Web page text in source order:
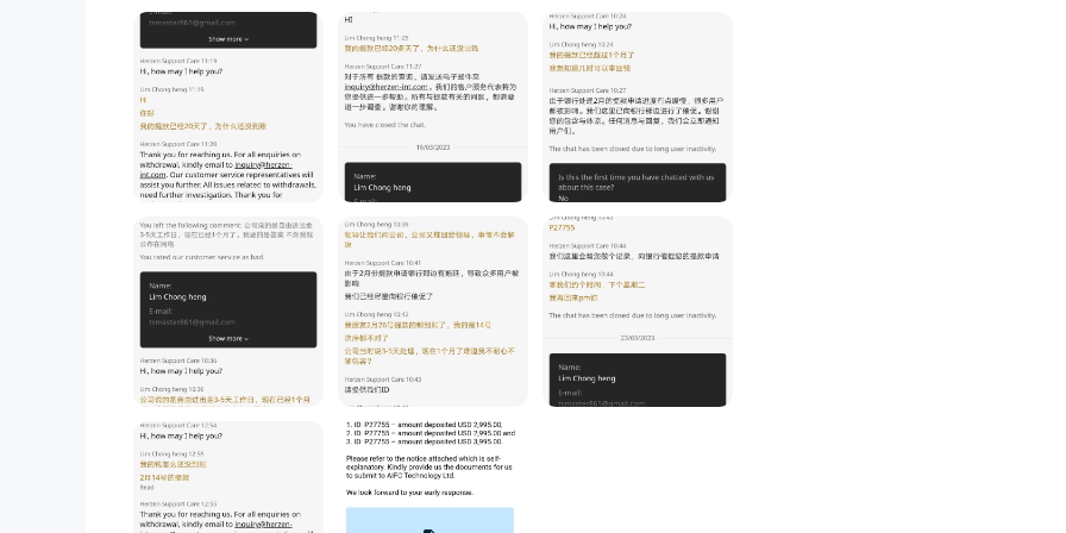
$0.30입니다.
비거래 수수료
비거래수수료는 입출금수수료, 비활동수수료, 계좌유지수수료 등 거래와 직접적인 관련이 없는 수수료를 말합니다. 비 거래 수
는 다음과 같습니다. Herzen :
입금 수수료: Herzen 허용되는 지불 방법에 대해 입금 수수료를 부과하지 않습니다.
인출 수수료: Herzen 허용되는 지불 방법에 대해 인출 수수료를 부과하지 않습니다.
비활동 수수료: Herzen 연속 90일 동안 거래 활동이 없는 경우 매월 $10의 비활동 수수료를 부과합니다.
계정 유지비: Herzen 계정 유지 보수 비용을 청구하지 않습니다.
거래 플랫폼
Herzen업계에서 가장 인기 있고 널리 사용되는 거래 플랫폼 중 하나인 메타트레이더 5(mt5) 거래 플랫폼에서 거래할 수 있는
을 고객에게 제공합니다. mt5 플랫폼은 고급 차트 기능, 사용자 지정 가능한 지표 및 알고리즘 거래 옵션으로 유명합니다. mt5를
사용하면 거래자는 시장가, 지정가, 중지 및 추적 중지 주문을 포함한 다양한 주문 유형에 액세스할 수 있습니다. 이 플랫폼은 또
내장된 경제 캘린더 및 뉴스 피드를 제공하여 트레이더가 거래 결정에 영향을 미칠 수 있는 중요한 시장 이벤트 및 뉴스를 최신
태로 유지할 수 있도록 합니다. 또한 mt5는 데스크톱 및 모바일 장치 모두에서 사용할 수 있으므로 트레이더는 이동 중에도 계정
액세스하고 거래할 수 있습니다. 전반적으로 mt5 플랫폼은 모든 수준의 트레이더를 위한 강력하고 다양한 도구이며, Herzen 의
플랫폼 제공은 고객에게 신뢰할 수 있고 기능이 풍부한 거래 경험을 제공합니다.
메일에 있는 이름도 일부러 틀려서) 무리한 철회 규정을 요구하는 무리한 요구, 한 마디는 라이... 회사에서 해결
주길 바라거나 에 올리겠습니다. 소셜 미디어. 다음 대화와 증거를 모두 게시하겠습니다.